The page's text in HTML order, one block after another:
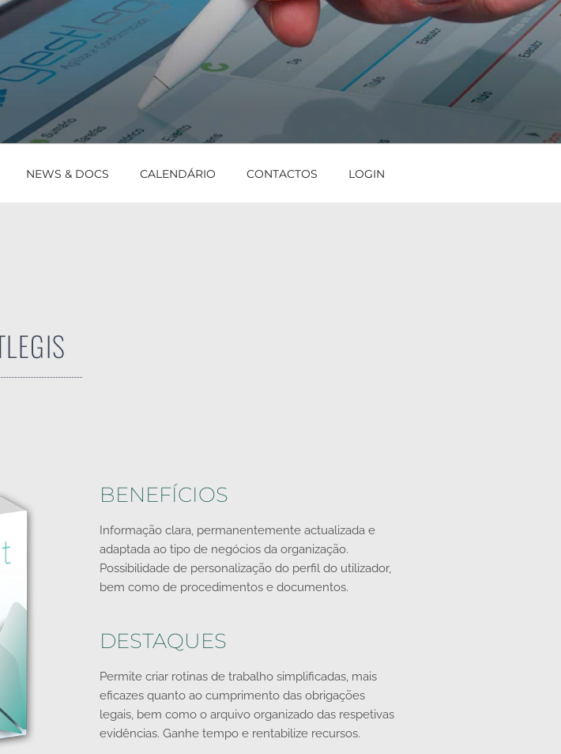
NEWS & DOCS CALENDÁRIO CONTACTOS LOGIN
BENEFÍCIOS
Informação clara, permanentemente actualizada e
adaptada ao tipo de negócios da organização.
Possibilidade de personalização do perfil do utilizador,
bem como de procedimentos e documentos.
DESTAQUES
Permite criar rotinas de trabalho simplificadas, mais
eficazes quanto ao cumprimento das obrigações
legais, bem como o arquivo organizado das respetivas
evidências. Ganhe tempo e rentabilize recursos.